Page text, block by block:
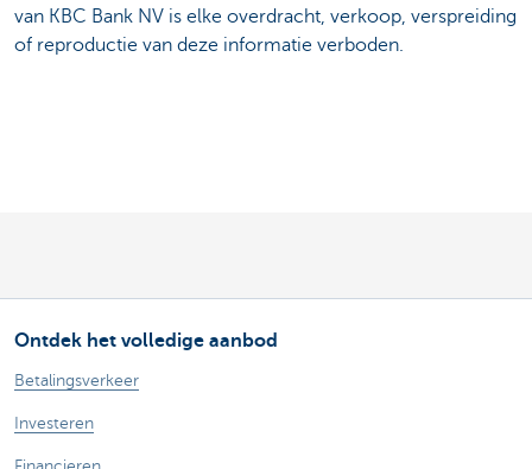
van KBC Bank NV is elke overdracht, verkoop, verspreiding
of reproductie van deze informatie verboden.
Ontdek het volledige aanbod
Betalingsverkeer
Investeren